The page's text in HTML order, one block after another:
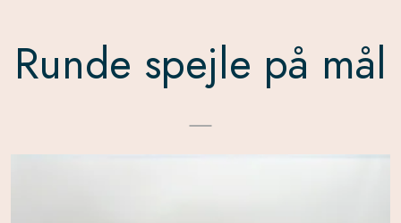
Runde spejle på mål